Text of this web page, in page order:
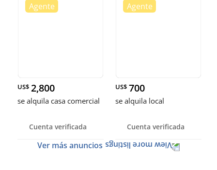
US$ 2,800
se alquila casa comercial
Cuenta verificada
US$ 700
se alquila local
Cuenta verificada
Ver más anuncios